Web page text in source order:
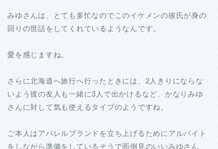
みゆさんは、とても多忙なのでこのイケメンの彼氏が身の
回りの世話をしてくれているようなんです。
愛を感じますね。
さらに北海道へ旅行へ行ったときには、2人きりにならな
いよう彼の友人も一緒に3人で出かけるなど、かなりみゆ
さんに対して気も使えるタイプのようですね。
ご本人はアパレルブランドを立ち上げるためにアルバイト
をしながら準備をしているそうで面倒見のいいみゆさん